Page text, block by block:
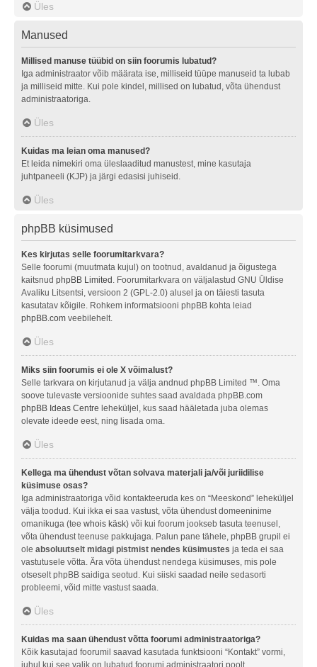
Üles
Manused
Millised manuse tüübid on siin foorumis lubatud?
Iga administraator võib määrata ise, milliseid tüüpe manuseid ta lubab
ja milliseid mitte. Kui pole kindel, millised on lubatud, võta ühendust
administraatoriga.
Üles
Kuidas ma leian oma manused?
Et leida nimekiri oma üleslaaditud manustest, mine kasutaja
juhtpaneeli (KJP) ja järgi edasisi juhiseid.
Üles
phpBB küsimused
Kes kirjutas selle foorumitarkvara?
Selle foorumi (muutmata kujul) on tootnud, avaldanud ja õigustega
kaitsnud phpBB Limited . Foorumitarkvara on väljalastud GNU Üldise
Avaliku Litsentsi, versioon 2 (GPL-2.0) alusel ja on täiesti tasuta
kasutatav kõigile. Rohkem informatsiooni phpBB kohta leiad
phpBB.com veebilehelt.
Üles
Miks siin foorumis ei ole X võimalust?
Selle tarkvara on kirjutanud ja välja andnud phpBB Limited ™. Oma
soove tulevaste versioonide suhtes saad avaldada phpBB.com
phpBB Ideas Centre leheküljel, kus saad hääletada juba olemas
olevate ideede eest, ning lisada oma.
Üles
Kellega ma ühendust võtan solvava materjali ja/või juriidilise
küsimuse osas?
Iga administraatoriga võid kontakteeruda kes on “Meeskond” leheküljel
välja toodud. Kui ikka ei saa vastust, võta ühendust domeeninime
omanikuga (tee whois käsk) või kui foorum jookseb tasuta teenusel,
võta ühendust teenuse pakkujaga. Palun pane tähele, phpBB grupil ei
ole absoluutselt midagi pistmist nendes küsimustes ja teda ei saa
vastutusele võtta. Ära võta ühendust nendega küsimuses, mis pole
otseselt phpBB saidiga seotud. Kui siiski saadad neile sedasorti
probleemi, võid mitte vastust saada.
Üles
Kuidas ma saan ühendust võtta foorumi administraatoriga?
Kõik kasutajad foorumil saavad kasutada funktsiooni “Kontakt” vormi,
juhul kui see valik on lubatud foorumi administraatori poolt.